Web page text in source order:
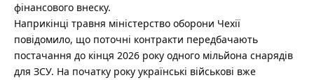
фінансового внеску.
Наприкінці травня міністерство оборони Чехії
повідомило, що поточні контракти передбачають
постачання до кінця 2026 року одного мільйона снарядів
для ЗСУ. На початку року українські військові вже